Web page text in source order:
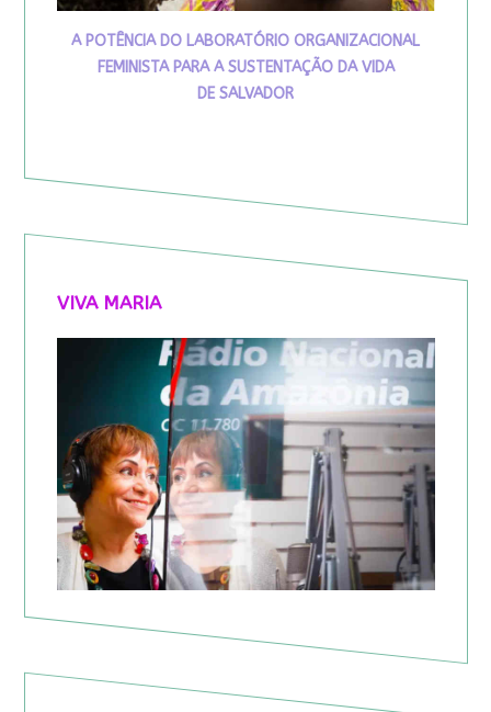
A POTÊNCIA DO LABORATÓRIO ORGANIZACIONAL
FEMINISTA PARA A SUSTENTAÇÃO DA VIDA
DE SALVADOR
VIVA MARIA